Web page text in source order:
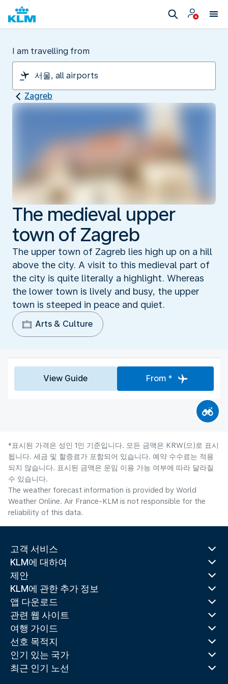
I am travelling from
Zagreb
The medieval upper
town of Zagreb
The upper town of Zagreb lies high up on a hill
above the city. A visit to this medieval part of
the city is quite literally a highlight. Whereas
the lower town is lively and busy, the upper
town is steeped in peace and quiet.
Arts & Culture
View Guide From *
*표시된 가격은 성인 1인 기준입니다. 모든 금액은 KRW(으)로 표시
됩니다. 세금 및 할증료가 포함되어 있습니다. 예약 수수료는 적용
되지 않습니다. 표시된 금액은 운임 이용 가능 여부에 따라 달라질
수 있습니다.
The weather forecast information is provided by World
Weather Online. Air France-KLM is not responsible for the
reliability of this data.
고객 서비스
KLM에 대하여
제안
KLM에 관한 추가 정보
앱 다운로드
관련 웹 사이트
여행 가이드
선호 목적지
인기 있는 국가
최근 인기 노선